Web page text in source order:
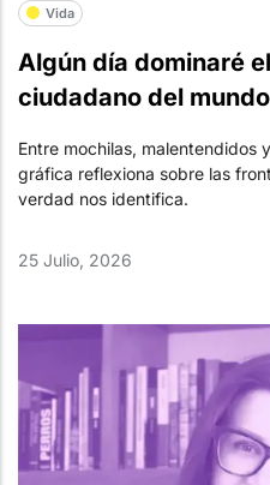
Vida
Algún día dominaré
ciudadano del mundo
Entre mochilas, malentendidos
gráfica reflexiona sobre las
verdad nos identifica.
25 Julio, 2026